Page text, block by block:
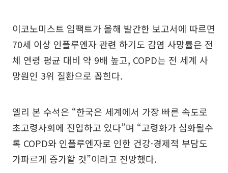
이코노미스트 임팩트가 올해 발간한 보고서에 따르면
70세 이상 인플루엔자 관련 하기도 감염 사망률은 전
체 연령 평균 대비 약 9배 높고, COPD는 전 세계 사
망원인 3위 질환으로 꼽힌다.
엘리 본 수석은 “한국은 세계에서 가장 빠른 속도로
초고령사회에 진입하고 있다”며 “고령화가 심화될수
록 COPD와 인플루엔자로 인한 건강·경제적 부담도
가파르게 증가할 것”이라고 전망했다.